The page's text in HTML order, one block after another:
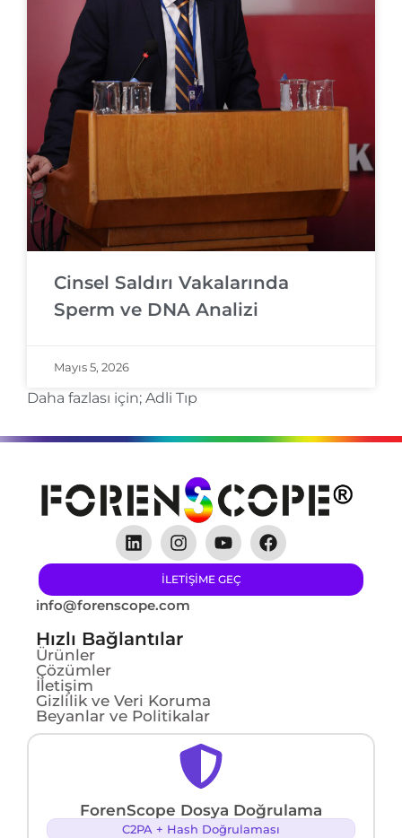
Cinsel Saldırı Vakalarında
Sperm ve DNA Analizi
Mayıs 5, 2026
Daha fazlası için; Adli Tıp
ILETIŞIME GEÇ
info@forenscope.com
Hızlı Bağlantılar
Ürünler
Çözümler
İletişim
Gizlilik ve Veri Koruma
Beyanlar ve Politikalar
ForenScope Dosya Doğrulama
C2PA + Hash Doğrulaması